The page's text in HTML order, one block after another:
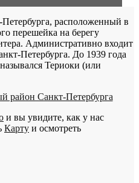
расположенный в
перешейка на берегу
Административно входит
Петербурга. До 1939 года
Териоки (или
и вы увидите, как у нас
Карту и осмотреть